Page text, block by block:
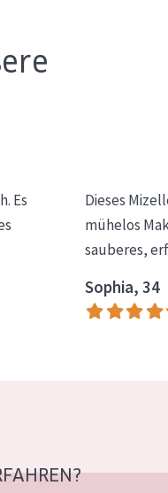
Es
Dieses
mühelos
sauberes,
Sophia, 34